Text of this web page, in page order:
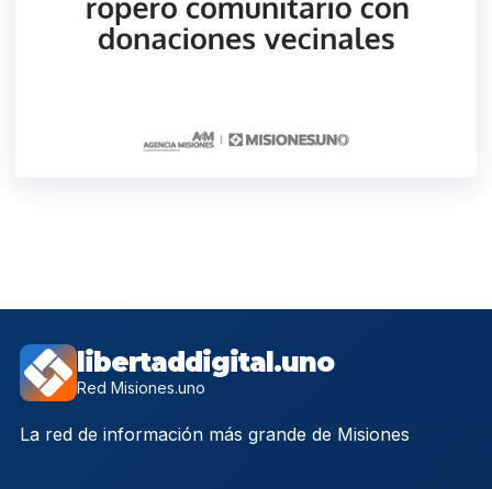
libertaddigital.uno
Red Misiones.uno
La red de información más grande de Misiones